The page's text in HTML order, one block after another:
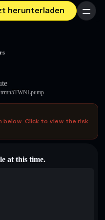
herunterladen Menü
below. Click to view the risk
at this time.